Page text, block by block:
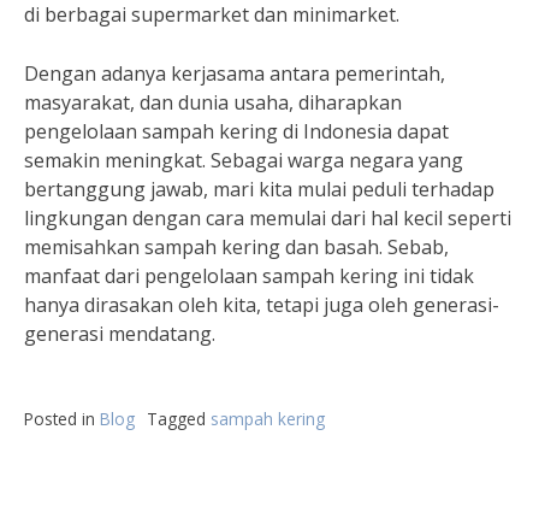
di berbagai supermarket dan minimarket.
Dengan adanya kerjasama antara pemerintah,
masyarakat, dan dunia usaha, diharapkan
pengelolaan sampah kering di Indonesia dapat
semakin meningkat. Sebagai warga negara yang
bertanggung jawab, mari kita mulai peduli terhadap
lingkungan dengan cara memulai dari hal kecil seperti
memisahkan sampah kering dan basah. Sebab,
manfaat dari pengelolaan sampah kering ini tidak
hanya dirasakan oleh kita, tetapi juga oleh generasi-
generasi mendatang.
Posted in Blog Tagged sampah kering